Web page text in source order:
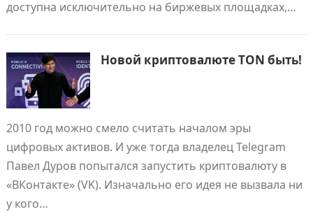
доступна исключительно на биржевых площадках,…
Новой криптовалюте TON быть!
2010 год можно смело считать началом эры
цифровых активов. И уже тогда владелец Telegram
Павел Дуров попытался запустить криптовалюту в
«ВКонтакте» (VK). Изначально его идея не вызвала ни
у кого…